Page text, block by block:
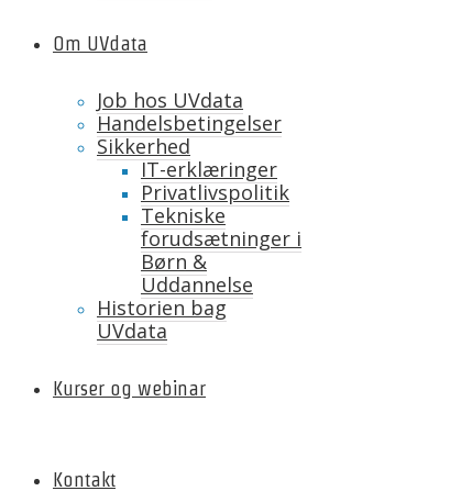
Om UVdata
Job hos UVdata
Handelsbetingelser
Sikkerhed
IT-erklæringer
Privatlivspolitik
Tekniske
forudsætninger i
Børn &
Uddannelse
Historien bag
UVdata
Kurser og webinar
Kontakt